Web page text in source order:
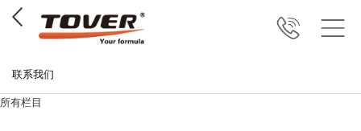
联系我们
所有栏目